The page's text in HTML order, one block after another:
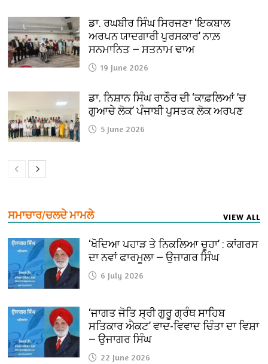
ਡਾ. ਰਘਬੀਰ ਸਿੰਘ ਸਿਰਜਣਾ ‘ਇਕਬਾਲ
ਅਰਪਨ ਯਾਦਗਾਰੀ ਪੁਰਸਕਾਰ’ ਨਾਲ਼
ਸਨਮਾਨਿਤ — ਸਤਨਾਮ ਢਾਅ
19 June 2026
ਡਾ. ਨਿਸ਼ਾਨ ਸਿੰਘ ਰਾਠੌਰ ਦੀ ‘ਕਾਫ਼ਲਿਆਂ ’ਚ
ਗੁਆਚੇ ਲੋਕ’ ਪੰਜਾਬੀ ਪੁਸਤਕ ਲੋਕ ਅਰਪਣ
5 June 2026
ਸਮਾਚਾਰ/ਚਲਦੇ ਮਾਮਲੇ VIEW ALL
‘ਖੋਦਿਆ ਪਹਾੜ ਤੇ ਨਿਕਲਿਆ ਚੂਹਾ’ : ਕਾਂਗਰਸ
ਦਾ ਨਵਾਂ ਫਾਰਮੂਲਾ — ਉਜਾਗਰ ਸਿੰਘ
6 July 2026
‘ਜਾਗਤ ਜੋਤਿ ਸ੍ਰੀ ਗੁਰੂ ਗ੍ਰੰਥ ਸਾਹਿਬ
ਸਤਿਕਾਰ ਐਕਟ’ ਵਾਦ-ਵਿਵਾਦ ਚਿੰਤਾ ਦਾ ਵਿਸ਼ਾ
— ਉਜਾਗਰ ਸਿੰਘ
22 June 2026